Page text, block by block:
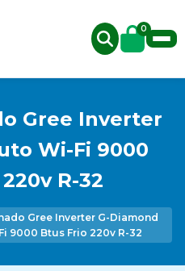
0
Gree Inverter
Wi-Fi 9000
R-32
Gree Inverter G-Diamond
9000 Btus Frio 220v R-32